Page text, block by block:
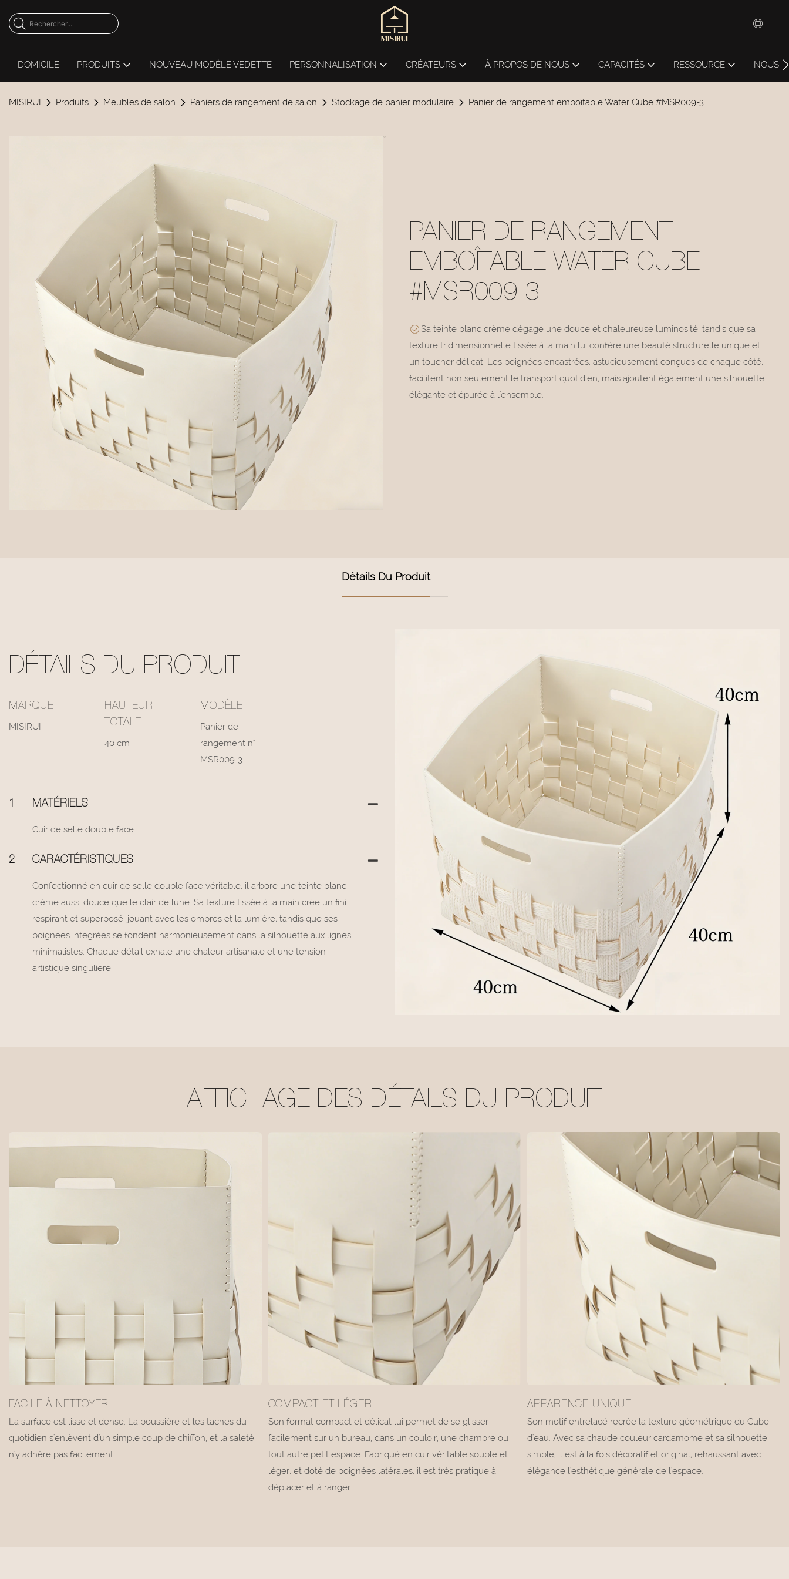
DOMICILE PRODUITS NOUVEAU MODÈLE VEDETTE PERSONNALISATION CRÉATEURS À PROPOS DE NOUS CAPACITÉS RESSOURCE NOUS
MISIRUI Produits Meubles de salon Paniers de rangement de salon Stockage de panier modulaire Panier de rangement emboîtable Water Cube #MSR009-3
PANIER DE RANGEMENT
EMBOÎTABLE WATER CUBE
#MSR009-3
Sa teinte blanc crème dégage une douce et chaleureuse luminosité, tandis que sa
texture tridimensionnelle tissée à la main lui confère une beauté structurelle unique et
un toucher délicat. Les poignées encastrées, astucieusement conçues de chaque côté,
facilitent non seulement le transport quotidien, mais ajoutent également une silhouette
élégante et épurée à l'ensemble.
Détails Du Produit
DÉTAILS DU PRODUIT
MARQUE
MISIRUI
HAUTEUR
TOTALE
40 cm
MODÈLE
Panier de
rangement n°
MSR009-3
1 MATÉRIELS
Cuir de selle double face
2 CARACTÉRISTIQUES
Confectionné en cuir de selle double face véritable, il arbore une teinte blanc
crème aussi douce que le clair de lune. Sa texture tissée à la main crée un fini
respirant et superposé, jouant avec les ombres et la lumière, tandis que ses
poignées intégrées se fondent harmonieusement dans la silhouette aux lignes
minimalistes. Chaque détail exhale une chaleur artisanale et une tension
artistique singulière.
AFFICHAGE DES DÉTAILS DU PRODUIT
FACILE À NETTOYER
La surface est lisse et dense. La poussière et les taches du
quotidien s'enlèvent d'un simple coup de chiffon, et la saleté
n'y adhère pas facilement.
COMPACT ET LÉGER
Son format compact et délicat lui permet de se glisser
facilement sur un bureau, dans un couloir, une chambre ou
tout autre petit espace. Fabriqué en cuir véritable souple et
léger, et doté de poignées latérales, il est très pratique à
déplacer et à ranger.
APPARENCE UNIQUE
Son motif entrelacé recrée la texture géométrique du Cube
d'eau. Avec sa chaude couleur cardamome et sa silhouette
simple, il est à la fois décoratif et original, rehaussant avec
élégance l'esthétique générale de l'espace.